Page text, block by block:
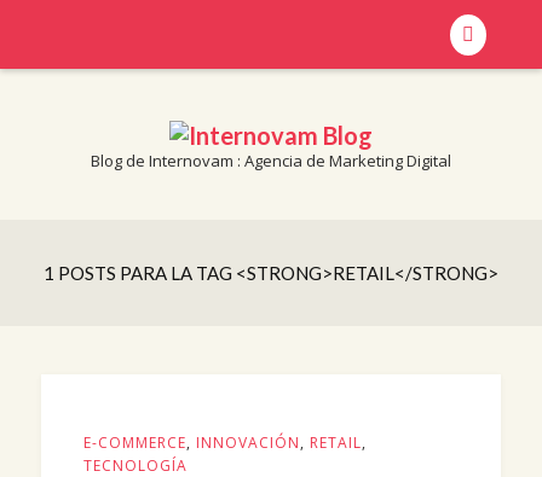
Blog de Internovam : Agencia de Marketing Digital
1 POSTS PARA LA TAG <STRONG>RETAIL</STRONG>
E-COMMERCE, INNOVACIÓN, RETAIL,
TECNOLOGÍA